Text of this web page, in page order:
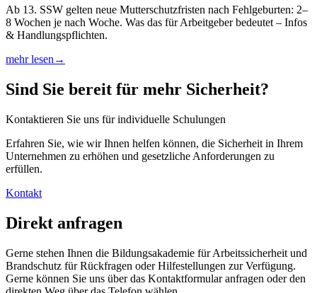
Ab 13. SSW gelten neue Mutterschutzfristen nach Fehlgeburten: 2–
8 Wochen je nach Woche. Was das für Arbeitgeber bedeutet – Infos
& Handlungspflichten.
mehr lesen →
Sind Sie bereit für mehr Sicherheit?
Kontaktieren Sie uns für individuelle Schulungen
Erfahren Sie, wie wir Ihnen helfen können, die Sicherheit in Ihrem
Unternehmen zu erhöhen und gesetzliche Anforderungen zu
erfüllen.
Kontakt
Direkt anfragen
Gerne stehen Ihnen die Bildungsakademie für Arbeitssicherheit und
Brandschutz für Rückfragen oder Hilfestellungen zur Verfügung.
Gerne können Sie uns über das Kontaktformular anfragen oder den